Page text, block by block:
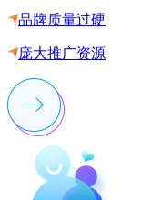
品牌质量过硬
庞大推广资源